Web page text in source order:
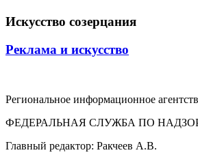
Искусство созерцания
Реклама и искусство
Региональное информационное
ФЕДЕРАЛЬНАЯ СЛУЖБА ПО
Главный редактор: Ракчеев А.В.